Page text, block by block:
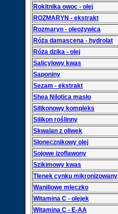
Rokitnika owoc - olej
ROZMARYN - ekstrakt
Rozmaryn - oleożywica
Róża damascena - hydrolat
Róża dzika - olej
Salicylowy kwas
Saponiny
Sezam - ekstrakt
Shea Nilotica masło
Silikonowy kompleks
Silikon roślinny
Skwalan z oliwek
Słonecznikowy olej
Sojowe izoflawony
Szikimowy kwas
Tlenek cynku mikronizowany
Waniliowe mleczko
Witamina C - olejek
Witamina C - E-AA